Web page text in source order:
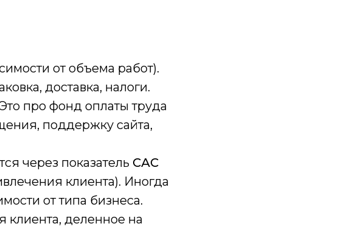
от объема работ).
доставка, налоги.
про фонд оплаты труда
поддержку сайта,
через показатель САС
клиента). Иногда
от типа бизнеса.
клиента, деленное на